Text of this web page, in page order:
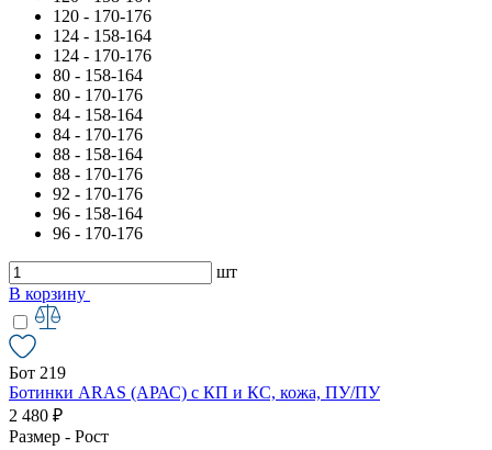
120 - 170-176
124 - 158-164
124 - 170-176
80 - 158-164
80 - 170-176
84 - 158-164
84 - 170-176
88 - 158-164
88 - 170-176
92 - 170-176
96 - 158-164
96 - 170-176
шт
В корзину
Бот 219
Ботинки ARAS (АРАС) с КП и КС, кожа, ПУ/ПУ
2 480 ₽
Размер - Рост